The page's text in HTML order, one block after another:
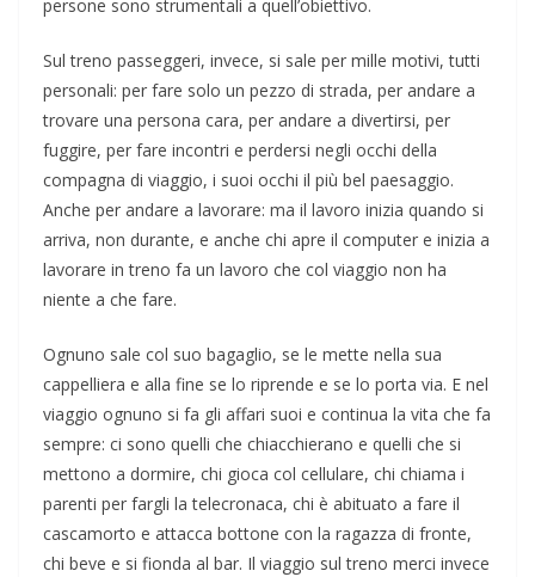
persone sono strumentali a quell’obiettivo.
Sul treno passeggeri, invece, si sale per mille motivi, tutti
personali: per fare solo un pezzo di strada, per andare a
trovare una persona cara, per andare a divertirsi, per
fuggire, per fare incontri e perdersi negli occhi della
compagna di viaggio, i suoi occhi il più bel paesaggio.
Anche per andare a lavorare: ma il lavoro inizia quando si
arriva, non durante, e anche chi apre il computer e inizia a
lavorare in treno fa un lavoro che col viaggio non ha
niente a che fare.
Ognuno sale col suo bagaglio, se le mette nella sua
cappelliera e alla fine se lo riprende e se lo porta via. E nel
viaggio ognuno si fa gli affari suoi e continua la vita che fa
sempre: ci sono quelli che chiacchierano e quelli che si
mettono a dormire, chi gioca col cellulare, chi chiama i
parenti per fargli la telecronaca, chi è abituato a fare il
cascamorto e attacca bottone con la ragazza di fronte,
chi beve e si fionda al bar. Il viaggio sul treno merci invece